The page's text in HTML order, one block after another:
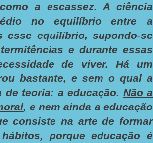
a escassez. A ciência
no equilíbrio entre a
esse equilíbrio, supondo-se
e durante essas
de viver. Há um
bastante, e sem o qual a
teoria: a educação. Não a
, e nem ainda a educação
consiste na arte de formar
porque educação é